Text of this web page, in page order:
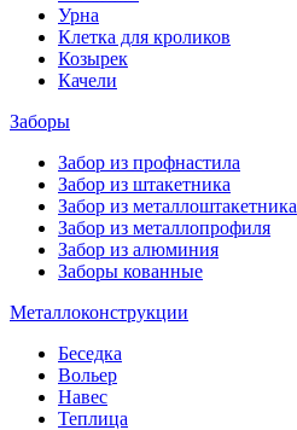
Урна
Клетка для кроликов
Козырек
Качели
Заборы
Забор из профнастила
Забор из штакетника
Забор из металлоштакетника
Забор из металлопрофиля
Забор из алюминия
Заборы кованные
Металлоконструкции
Беседка
Вольер
Навес
Теплица